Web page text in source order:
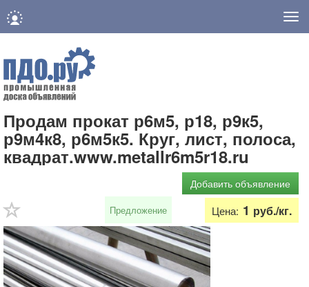
Продам прокат р6м5, р18, р9к5,
р9м4к8, р6м5к5. Круг, лист, полоса,
квадрат.www.metallr6m5r18.ru
Добавить объявление
Предложение Цена: 1 руб./кг.